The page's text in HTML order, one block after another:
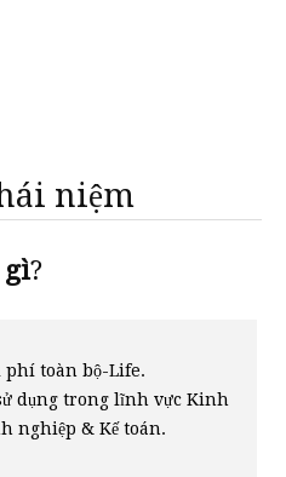
niệm
gì?
phí toàn bộ-Life.
dụng trong lĩnh vực Kinh
nghiệp & Kế toán.